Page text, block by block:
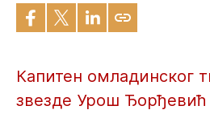
Капитен омладинског
звезде Урош Ђорђевић